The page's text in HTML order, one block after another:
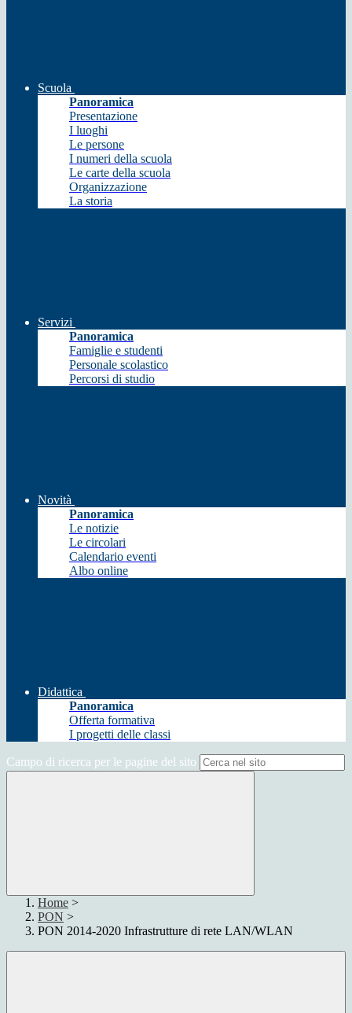
Scuola
Panoramica
Presentazione
I luoghi
Le persone
I numeri della scuola
Le carte della scuola
Organizzazione
La storia
Servizi
Panoramica
Famiglie e studenti
Personale scolastico
Percorsi di studio
Novità
Panoramica
Le notizie
Le circolari
Calendario eventi
Albo online
Didattica
Panoramica
Offerta formativa
I progetti delle classi
Campo di ricerca per le pagine del sito
Home >
PON >
PON 2014-2020 Infrastrutture di rete LAN/WLAN